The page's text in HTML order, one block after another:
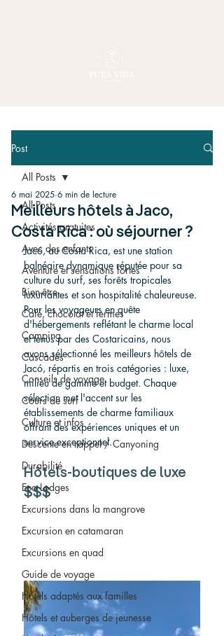
Post
All Posts
Activités gratuites
Avec des enfants
Aventure et sensations fortes
Bien-être
Café, chocolat et fermes
Camping
Cascades
Conseils de voyage
Cours de surf
Culture et infos
Descente en rappel / Canyoning
Durabilité
Eco Lodges
Excursions dans la mangrove
Excursion en catamaran
Excursions en quad
Guide de voyage
Hôtels adaptés aux familles
Hôtels et auberges de jeunesse
All Posts
Meilleurs hôtels à Jaco,
Costa Rica : où séjourner ?
6 mai 2025 6 min de lecture
Jacó, au Costa Rica, est une station
balnéaire dynamique réputée pour sa
culture du surf, ses forêts tropicales
luxuriantes et son hospitalité chaleureuse.
Pour les voyageurs en quête
d'hébergements reflétant le charme local
et tenus par des Costaricains, nous
avons sélectionné les meilleurs hôtels de
Jacó, répartis en trois catégories : luxe,
milieu de gamme et budget. Chaque
sélection met l'accent sur les
établissements de charme familiaux
offrant des expériences uniques et un
service exceptionnel.
Hôtels-boutiques de luxe
$$$